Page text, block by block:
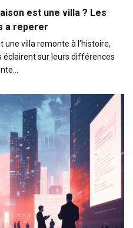
est une villa ? Les
a reperer
une villa remonte à l'histoire,
éclairent sur leurs différences